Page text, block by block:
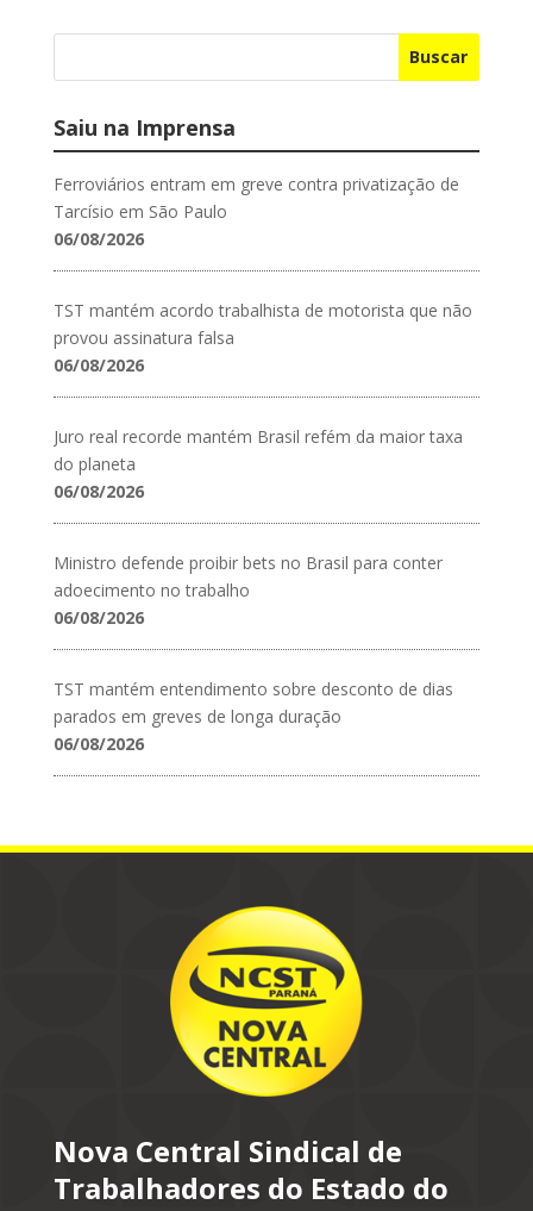
Buscar
Saiu na Imprensa
Ferroviários entram em greve contra privatização de
Tarcísio em São Paulo
06/08/2026
TST mantém acordo trabalhista de motorista que não
provou assinatura falsa
06/08/2026
Juro real recorde mantém Brasil refém da maior taxa
do planeta
06/08/2026
Ministro defende proibir bets no Brasil para conter
adoecimento no trabalho
06/08/2026
TST mantém entendimento sobre desconto de dias
parados em greves de longa duração
06/08/2026
Nova Central Sindical de
Trabalhadores do Estado do